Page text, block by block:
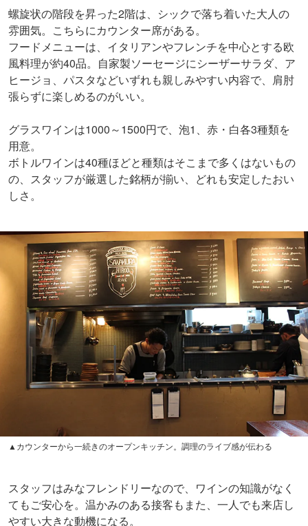
螺旋状の階段を昇った2階は、シックで落ち着いた大人の
雰囲気。こちらにカウンター席がある。
フードメニューは、イタリアンやフレンチを中心とする欧
風料理が約40品。自家製ソーセージにシーザーサラダ、ア
ヒージョ、パスタなどいずれも親しみやすい内容で、肩肘
張らずに楽しめるのがいい。
グラスワインは1000～1500円で、泡1、赤・白各3種類を
用意。
ボトルワインは40種ほどと種類はそこまで多くはないもの
の、スタッフが厳選した銘柄が揃い、どれも安定したおい
しさ。
▲カウンターから一続きのオープンキッチン。調理のライブ感が伝わる
スタッフはみなフレンドリーなので、ワインの知識がなく
てもご安心を。温かみのある接客もまた、一人でも来店し
やすい大きな動機になる。